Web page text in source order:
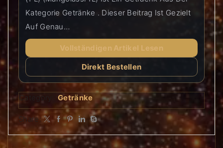
Kategorie Getränke . Dieser Beitrag Ist Gezielt
Auf Genau…
Vollständigen Artikel Lesen
Direkt Bestellen
Category: Getränke
Share: